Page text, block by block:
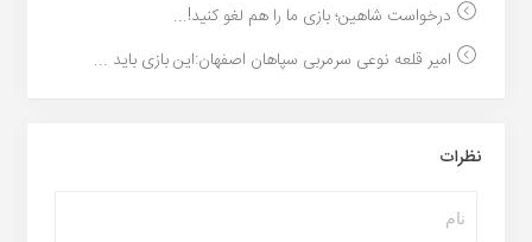
درخواست شاهین؛ بازی ما را هم لغو کنید!...
امیر قلعه نوعی سرمربی سپاهان اصفهان:این بازی باید ...
نظرات